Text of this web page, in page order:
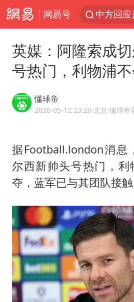
网易号
看守所辅
感觉全
多地要求
英媒：阿隆索成
号热门，利物浦
懂球帝
2026-05-12 23:20·北京·懂球帝
据Football.london消息
尔西新帅头号热门，
夺，蓝军已与其团队接触